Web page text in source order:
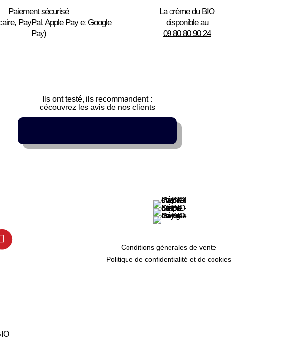
Paiement sécurisé
PayPal, Apple Pay et Google
Pay)
La crème du BIO
disponible au
09 80 80 90 24
Ils ont testé, ils recommandent :
découvrez les avis de nos clients
Conditions générales de vente
Politique de confidentialité et de cookies